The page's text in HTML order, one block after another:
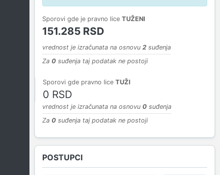
Sporovi gde je pravno lice TUŽENI
151.285 RSD
vrednost je izračunata na osnovu 2 suđenja
Za 0 suđenja taj podatak ne postoji
Sporovi gde pravno lice TUŽI
0 RSD
vrednost je izračunata na osnovu 0 suđenja
Za 0 suđenja taj podatak ne postoji
POSTUPCI